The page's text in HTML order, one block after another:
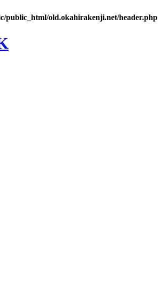
public_html/old.okahirakenji.net/header.php